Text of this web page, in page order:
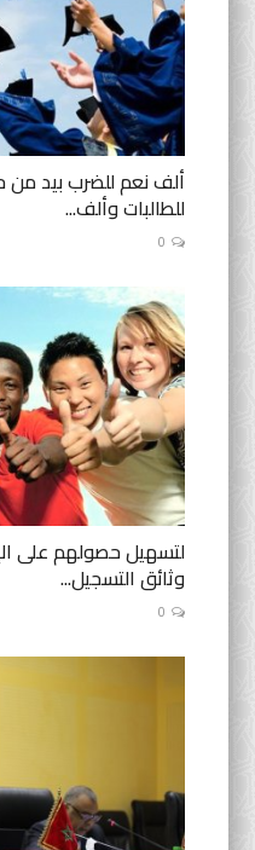
ألف نعم للضرب بيد
للطالبات وألف...
0
لتسهيل حصولهم على
وثائق التسجيل...
0